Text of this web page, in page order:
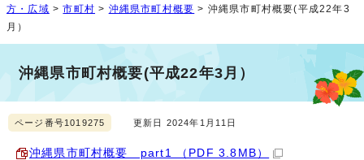
方・広域 >市町村 > 沖縄県市町村概要 > 沖縄県市町村概要(平成22年3
月）
沖縄県市町村概要(平成22年3月）
ページ番号1019275 更新日 2024年1月11日
沖縄県市町村概要 part1 （PDF 3.8MB）